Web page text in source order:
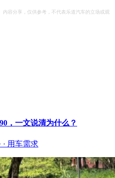
内容分享，仅供参考，不代表乐道汽车的立场或观
，一文说清为什么？
· 用车需求